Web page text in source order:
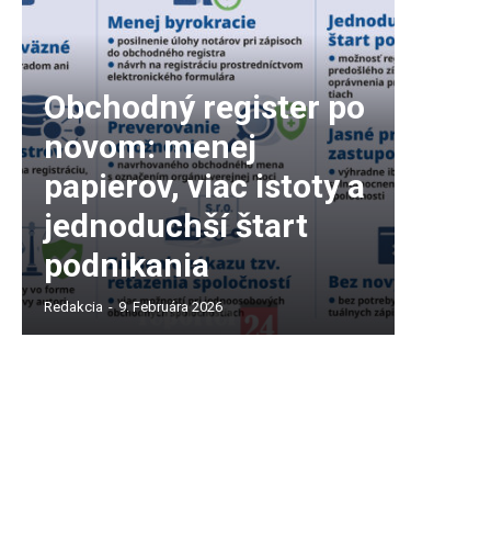
Obchodný register po
novom: menej
papierov, viac istoty a
jednoduchší štart
podnikania
Redakcia - 9. Februára 2026